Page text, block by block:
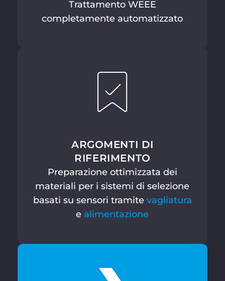
Trattamento WEEE
completamente automatizzato
ARGOMENTI DI
RIFERIMENTO
Preparazione ottimizzata dei
materiali per i sistemi di selezione
basati su sensori tramite vagliatura
e alimentazione